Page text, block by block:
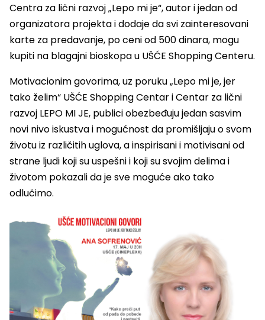
Centra za lični razvoj „Lepo mi je“, autor i jedan od
organizatora projekta i dodaje da svi zainteresovani
karte za predavanje, po ceni od 500 dinara, mogu
kupiti na blagajni bioskopa u UŠĆE Shopping Centeru.
Motivacionim govorima, uz poruku „Lepo mi je, jer
tako želim“ UŠĆE Shopping Centar i Centar za lični
razvoj LEPO MI JE, publici obezbeđuju jedan sasvim
novi nivo iskustva i mogućnost da promišljaju o svom
životu iz različitih uglova, a inspirisani i motivisani od
strane ljudi koji su uspešni i koji su svojim delima i
životom pokazali da je sve moguće ako tako
odlučimo.